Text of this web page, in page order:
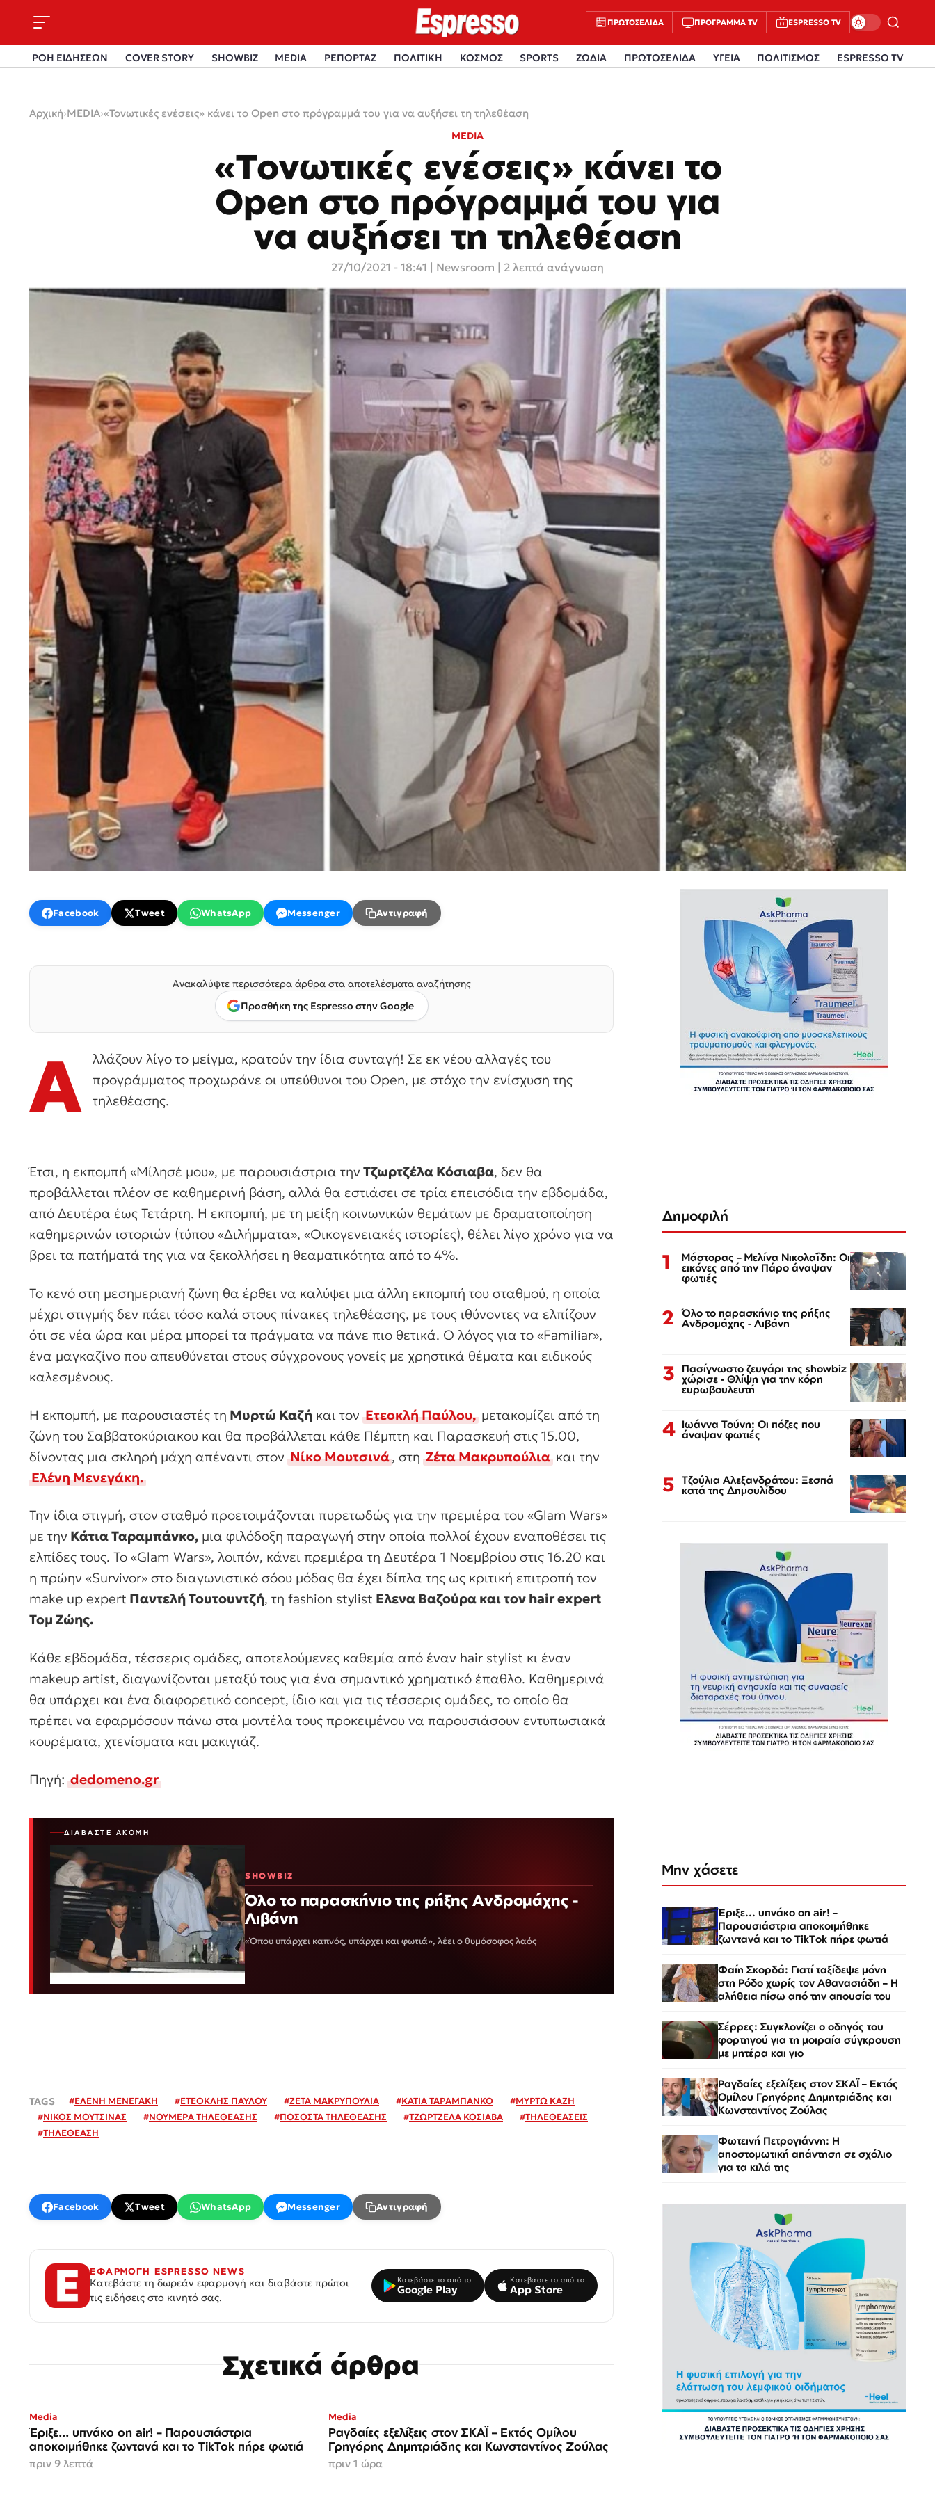
ΠΡΩΤΟΣΈΛΙΔΑ ΠΡΌΓΡΑΜΜΑ TV ESPRESSO TV
ΡΟΗ ΕΙΔΗΣΕΩΝ COVER STORY SHOWBIZ MEDIA ΡΕΠΟΡΤΑΖ ΠΟΛΙΤΙΚΗ ΚΟΣΜΟΣ SPORTS ΖΩΔΙΑ ΠΡΩΤΟΣΕΛΙΔΑ ΥΓΕΙΑ ΠΟΛΙΤΙΣΜΟΣ ESPRESSO TV
Αρχική›MEDIA›«Τονωτικές ενέσεις» κάνει το Open στο πρόγραμμά του για να αυξήσει τη τηλεθέαση
MEDIA
«Τονωτικές ενέσεις» κάνει το
Open στο πρόγραμμά του για
να αυξήσει τη τηλεθέαση
27/10/2021 - 18:41 Newsroom | 2 λεπτά ανάγνωση
Facebook Tweet WhatsApp Messenger Αντιγραφή
Ανακαλύψτε περισσότερα άρθρα στα αποτελέσματα αναζήτησης
Προσθήκη της Espresso στην Google
Α
λλάζουν λίγο το μείγμα, κρατούν την ίδια συνταγή! Σε εκ νέου αλλαγές του
προγράμματος προχωράνε οι υπεύθυνοι του Open, με στόχο την ενίσχυση της
τηλεθέασης.
Έτσι, η εκπομπή «Μίλησέ μου», με παρουσιάστρια την Τζωρτζέλα Κόσιαβα, δεν θα
προβάλλεται πλέον σε καθημερινή βάση, αλλά θα εστιάσει σε τρία επεισόδια την εβδομάδα,
από Δευτέρα έως Τετάρτη. Η εκπομπή, με τη μείξη κοινωνικών θεμάτων με δραματοποίηση
καθημερινών ιστοριών (τύπου «Διλήμματα», «Οικογενειακές ιστορίες), θέλει λίγο χρόνο για να
βρει τα πατήματά της για να ξεκολλήσει η θεαματικότητα από το 4%.
Το κενό στη μεσημεριανή ζώνη θα έρθει να καλύψει μια άλλη εκπομπή του σταθμού, η οποία
μέχρι στιγμής δεν πάει τόσο καλά στους πίνακες τηλεθέασης, με τους ιθύνοντες να ελπίζουν
ότι σε νέα ώρα και μέρα μπορεί τα πράγματα να πάνε πιο θετικά. Ο λόγος για το «Familiar»,
ένα μαγκαζίνο που απευθύνεται στους σύγχρονους γονείς με χρηστικά θέματα και ειδικούς
καλεσμένους.
Η εκπομπή, με παρουσιαστές τη Μυρτώ Καζή και τονΕτεοκλή Παύλου,μετακομίζει από τη
ζώνη του Σαββατοκύριακου και θα προβάλλεται κάθε Πέμπτη και Παρασκευή στις 15.00,
δίνοντας μια σκληρή μάχη απέναντι στονΝίκο Μουτσινά, στηΖέτα Μακρυπούλιακαι την
Ελένη Μενεγάκη.
Την ίδια στιγμή, στον σταθμό προετοιμάζονται πυρετωδώς για την πρεμιέρα του «Glam Wars»
με την Κάτια Ταραμπάνκο, μια φιλόδοξη παραγωγή στην οποία πολλοί έχουν εναποθέσει τις
ελπίδες τους. Το «Glam Wars», λοιπόν, κάνει πρεμιέρα τη Δευτέρα 1 Νοεμβρίου στις 16.20 και
η πρώην «Survivor» στο διαγωνιστικό σόου μόδας θα έχει δίπλα της ως κριτική επιτροπή τον
make up expert Παντελή Τουτουντζή, τη fashion stylist Ελενα Βαζούρα και τον hair expert
Τομ Ζώης.
Κάθε εβδομάδα, τέσσερις ομάδες, αποτελούμενες καθεμία από έναν hair stylist κι έναν
makeup artist, διαγωνίζονται μεταξύ τους για ένα σημαντικό χρηματικό έπαθλο. Καθημερινά
θα υπάρχει και ένα διαφορετικό concept, ίδιο και για τις τέσσερις ομάδες, το οποίο θα
πρέπει να εφαρμόσουν πάνω στα μοντέλα τους προκειμένου να παρουσιάσουν εντυπωσιακά
κουρέματα, χτενίσματα και μακιγιάζ.
Πηγή:dedomeno.gr
ΔΙΑΒΆΣΤΕ ΑΚΌΜΗ
SHOWBIZ
Όλο το παρασκήνιο της ρήξης Ανδρομάχης -
Λιβάνη
«Όπου υπάρχει καπνός, υπάρχει και φωτιά», λέει ο θυμόσοφος λαός
#ΕΛΕΝΗ ΜΕΝΕΓΑΚΗ #ΕΤΕΟΚΛΗΣ ΠΑΥΛΟΥ #ΖΕΤΑ ΜΑΚΡΥΠΟΥΛΙΑ #ΚΑΤΙΑ ΤΑΡΑΜΠΑΝΚΟ #ΜΥΡΤΩ ΚΑΖΗ
#ΝΙΚΟΣ ΜΟΥΤΣΙΝΑΣ #ΝΟΥΜΕΡΑ ΤΗΛΕΘΕΑΣΗΣ #ΠΟΣΟΣΤΑ ΤΗΛΕΘΕΑΣΗΣ #ΤΖΩΡΤΖΕΛΑ ΚΟΣΙΑΒΑ #ΤΗΛΕΘΕΑΣΕΙΣ
#ΤΗΛΕΘΕΑΣΗ
Facebook Tweet WhatsApp Messenger Αντιγραφή
ΕΦΑΡΜΟΓΗ ESPRESSO NEWS
Κατεβάστε τη δωρεάν εφαρμογή και διαβάστε πρώτοι
τις ειδήσεις στο κινητό σας.
Κατεβάστε το από το
Google Play
Κατεβάστε το από το
App Store
Σχετικά άρθρα
Media
Έριξε... υπνάκο on air! – Παρουσιάστρια
αποκοιμήθηκε ζωντανά και το TikTok πήρε φωτιά
πριν 9 λεπτά
Media
Ραγδαίες εξελίξεις στον ΣΚΑΪ – Εκτός Ομίλου
Γρηγόρης Δημητριάδης και Κωνσταντίνος Ζούλας
πριν 1 ώρα
Δημοφιλή
1 Μάστορας – Μελίνα Νικολαΐδη: Οι
εικόνες από την Πάρο άναψαν
φωτιές
2 Όλο το παρασκήνιο της ρήξης
Ανδρομάχης - Λιβάνη
3 Πασίγνωστο ζευγάρι της showbiz
χώρισε - Θλίψη για την κόρη
ευρωβουλευτή
4 Ιωάννα Τούνη: Οι πόζες που
άναψαν φωτιές
5 Τζούλια Αλεξανδράτου: Ξεσπά
κατά της Δημουλίδου
Μην χάσετε
Έριξε... υπνάκο on air! –
Παρουσιάστρια αποκοιμήθηκε
ζωντανά και το TikTok πήρε φωτιά
Φαίη Σκορδά: Γιατί ταξίδεψε μόνη
στη Ρόδο χωρίς τον Αθανασιάδη – Η
αλήθεια πίσω από την απουσία του
Σέρρες: Συγκλονίζει ο οδηγός του
φορτηγού για τη μοιραία σύγκρουση
με μητέρα και γιο
Ραγδαίες εξελίξεις στον ΣΚΑΪ – Εκτός
Ομίλου Γρηγόρης Δημητριάδης και
Κωνσταντίνος Ζούλας
Φωτεινή Πετρογιάννη: Η
αποστομωτική απάντηση σε σχόλιο
για τα κιλά της